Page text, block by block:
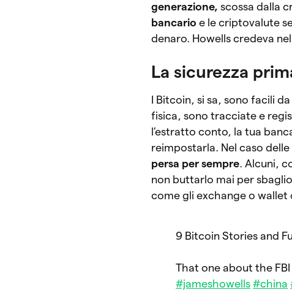
generazione, scossa dalla
bancario e le criptovalute
denaro. Howells credeva
La sicurezza
I Bitcoin, si sa, sono facili
fisica, sono tracciate e
l’estratto conto, la tua
reimpostarla. Nel caso
persa per sempre. Alcuni,
non buttarlo mai per
come gli exchange o wallet
9 Bitcoin Stories and
That one about the
#jameshowells #china